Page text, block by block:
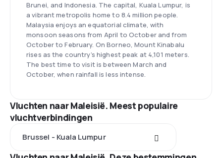
Brunei, and Indonesia. The capital, Kuala Lumpur, is
a vibrant metropolis home to 8.4 million people.
Malaysia enjoys an equatorial climate, with
monsoon seasons from April to October and from
October to February. On Borneo, Mount Kinabalu
rises as the country’s highest peak at 4,101 meters.
The best time to visit is between March and
October, when rainfall is less intense.
Vluchten naar Maleisië. Meest populaire
vluchtverbindingen
Brussel - Kuala Lumpur